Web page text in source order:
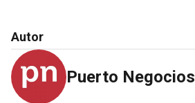
Autor
Puerto Negocios